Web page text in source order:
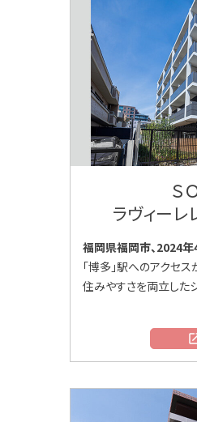
Ｓ
ラヴィー
福岡県福岡市、2024
「博多」駅へのアクセ
住みやすさを両立した